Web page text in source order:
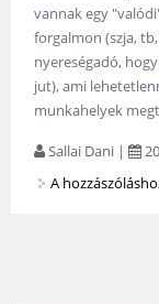
vannak egy
forgalmon (szja,
nyereségadó,
jut), ami
munkahelyek
Sallai Dani |
A